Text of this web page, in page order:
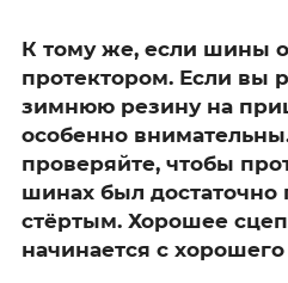
К тому же, если шины
протектором. Если вы
зимнюю резину на
особенно
проверяйте, чтобы
шинах был достаточно
стёртым. Хорошее
начинается с